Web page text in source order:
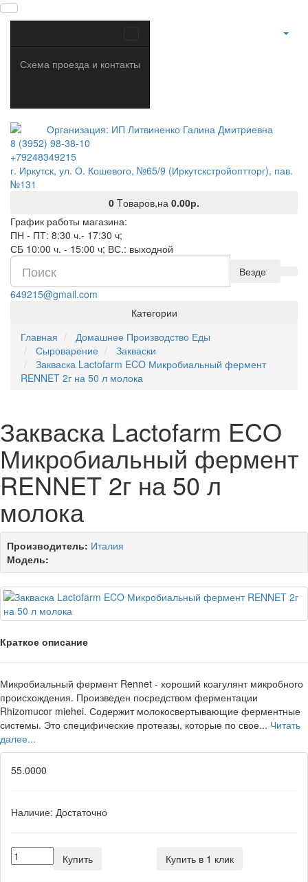
Схема проезда и контакты
8 (3952) 98-38-10
+79248349215
г. Иркутск, ул. О. Кошевого, №65/9 (Иркутскстройоптторг), пав.
№131
0 Tоваров,на 0.00р.
График работы магазина:
ПН - ПТ: 8:30 ч.- 17:30 ч;
СБ 10:00 ч. - 15:00 ч; ВС.: выходной
Везде
649215@gmail.com
Категории
Главная
Домашнее Производство Еды
Сыроварение
Закваски
Закваска Lactofarm ECO Микробиальный фермент
RENNET 2г на 50 л молока
Закваска Lactofarm ECO
Микробиальный фермент
RENNET 2г на 50 л
молока
Производитель: Италия
Модель:
Краткое описание
Микробиальный фермент Rennet - хороший коагулянт микробного
происхождения. Произведен посредством ферментации
Rhizomucor miehei. Содержит молокосвертывающие ферментные
системы. Это специфические протеазы, которые по свое... Читать
далее...
55.0000
Наличие: Достаточно
Купить Купить в 1 клик